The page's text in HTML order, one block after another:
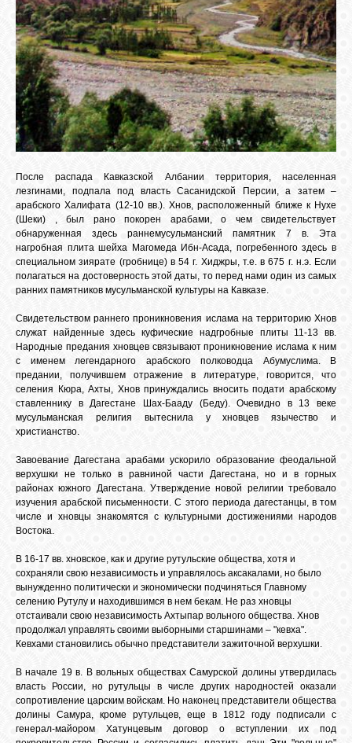
После распада Кавказской Албании территория, населенная
лезгинами, подпала под власть Сасанидской Персии, а затем –
арабского Халифата (12-10 вв.). Хнов, расположенный ближе к Нухе
(Шеки) , был рано покорен арабами, о чем свидетельствует
обнаруженная здесь раннемусульманский памятник 7 в. Эта
нагробная плита шейха Магомеда Ибн-Асада, погребенного здесь в
специальном зиярате (гробнице) в 54 г. Хиджры, т.е. в 675 г. н.э. Если
полагаться на достоверность этой даты, то перед нами один из самых
ранних памятников мусульманской культуры на Кавказе.
Свидетельством раннего проникновения ислама на территорию Хнов
служат найденные здесь куфические надгробные плиты 11-13 вв.
Народные предания хновцев связывают проникновение ислама к ним
с именем легендарного арабского полководца Абумуслима. В
предании, получившем отражение в литературе, говорится, что
селения Кюра, Ахты, Хнов принуждались вносить подати арабскому
ставленнику в Дагестане Шах-Бааду (Беду). Очевидно в 13 веке
мусульманская религия вытеснила у хновцев язычество и
христианство.
Завоевание Дагестана арабами ускорило образование феодальной
верхушки не только в равниной части Дагестана, но и в горных
районах южного Дагестана. Утверждение новой религии требовало
изучения арабской письменности. С этого периода дагестанцы, в том
числе и хновцы знакомятся с культурными достижениями народов
Востока.
В 16-17 вв. хновское, как и другие рутульские общества, хотя и
сохраняли свою независимость и управлялось аксакалами, но было
вынужденно политически и экономически подчиняться Главному
селению Рутулу и находившимся в нем бекам. Не раз хновцы
отстаивали свою независимость Ахтыпар вольного общества. Хнов
продолжал управлять своими выборными старшинами – "кевха".
Кевхами становились обычно представители зажиточной верхушки.
В начале 19 в. В вольных обществах Самурской долины утвердилась
власть России, но рутульцы в числе других народностей оказали
сопротивление царским войскам. Но наконец представители общества
долины Самура, кроме рутульцев, еще в 1812 году подписали с
генерал-майором Хатунцевым договор о вступлении их под